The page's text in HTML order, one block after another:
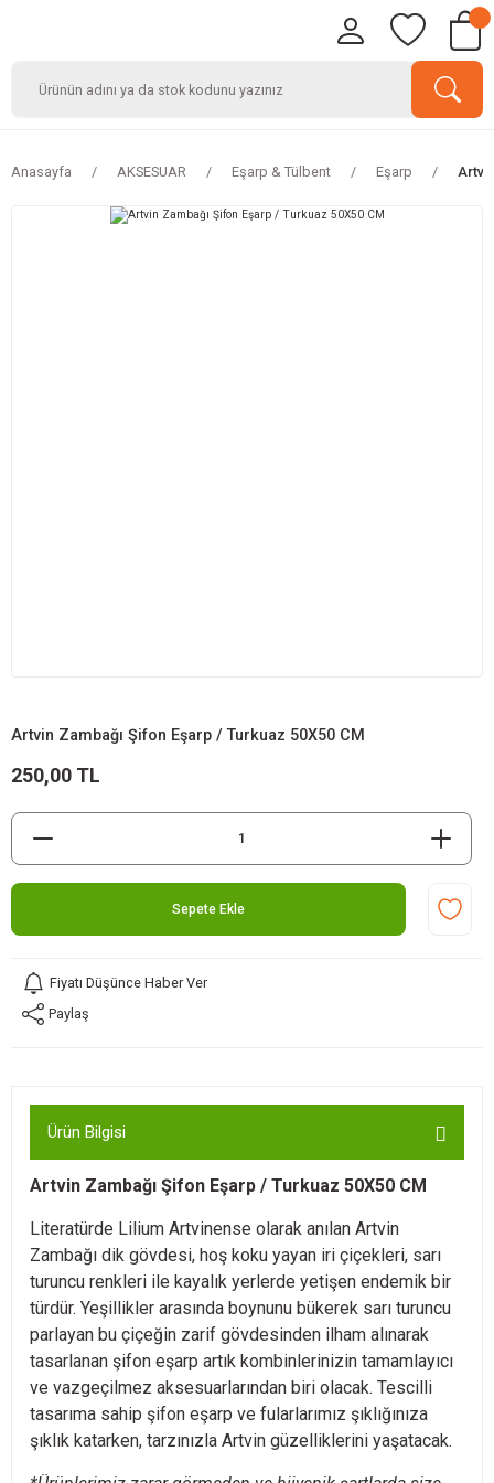
Anasayfa AKSESUAR Eşarp & Tülbent Eşarp
Artvin Zambağı Şifon Eşarp / Turkuaz 50X50 CM
250,00 TL
Sepete Ekle
Fiyatı Düşünce Haber Ver
Paylaş
Ürün Bilgisi
Artvin Zambağı Şifon Eşarp / Turkuaz 50X50 CM
Literatürde Lilium Artvinense olarak anılan Artvin
Zambağı dik gövdesi, hoş koku yayan iri çiçekleri, sarı
turuncu renkleri ile kayalık yerlerde yetişen endemik bir
türdür. Yeşillikler arasında boynunu bükerek sarı turuncu
parlayan bu çiçeğin zarif gövdesinden ilham alınarak
tasarlanan şifon eşarp artık kombinlerinizin tamamlayıcı
ve vazgeçilmez aksesuarlarından biri olacak. Tescilli
tasarıma sahip şifon eşarp ve fularlarımız şıklığınıza
şıklık katarken, tarzınızla Artvin güzelliklerini yaşatacak.